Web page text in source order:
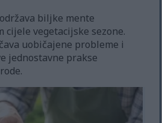
biljke mente
vegetacijske sezone.
uobičajene probleme i
jednostavne prakse